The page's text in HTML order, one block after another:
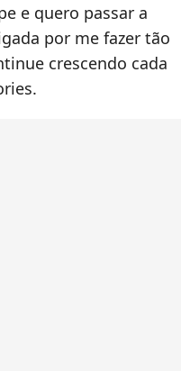
e quero passar a
por me fazer tão
crescendo cada